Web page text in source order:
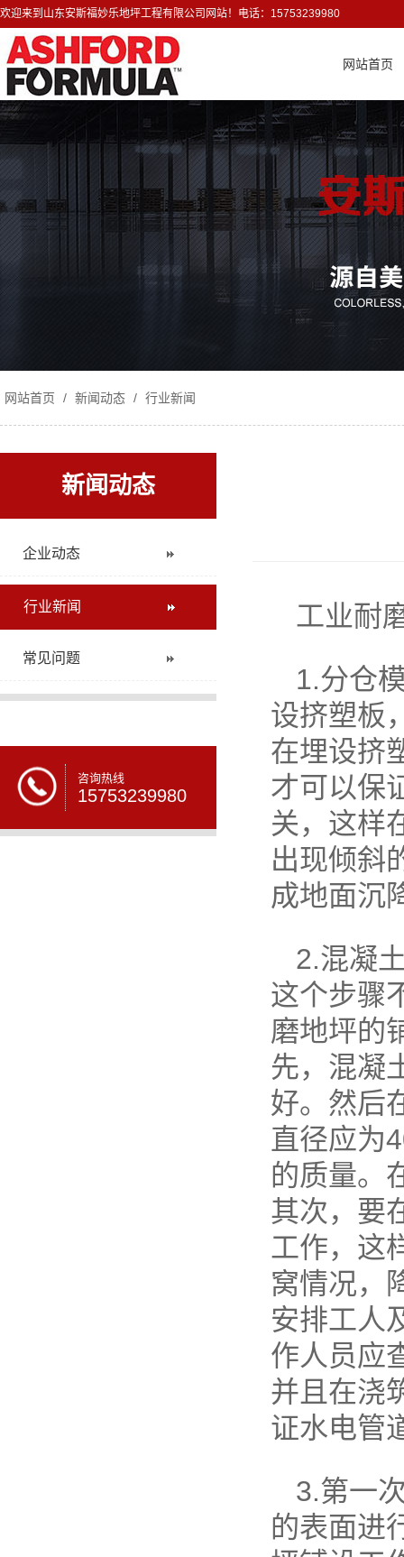
欢迎来到山东安斯福妙乐地坪工程有限公司网站！电话：15753239980
网站首页
网站首页 / 新闻动态 / 行业新闻
新闻动态
企业动态
行业新闻
常见问题
咨询热线
15753239980
工业耐
1.分仓
设挤塑板
在埋设挤
才可以保
关，这样
出现倾斜
成地面沉
2.混凝
这个步骤
磨地坪的
先，混凝
好。然后
直径应为
的质量。
其次，要
工作，这
窝情况，
安排工人
作人员应
并且在浇
证水电管
3.第一
的表面进